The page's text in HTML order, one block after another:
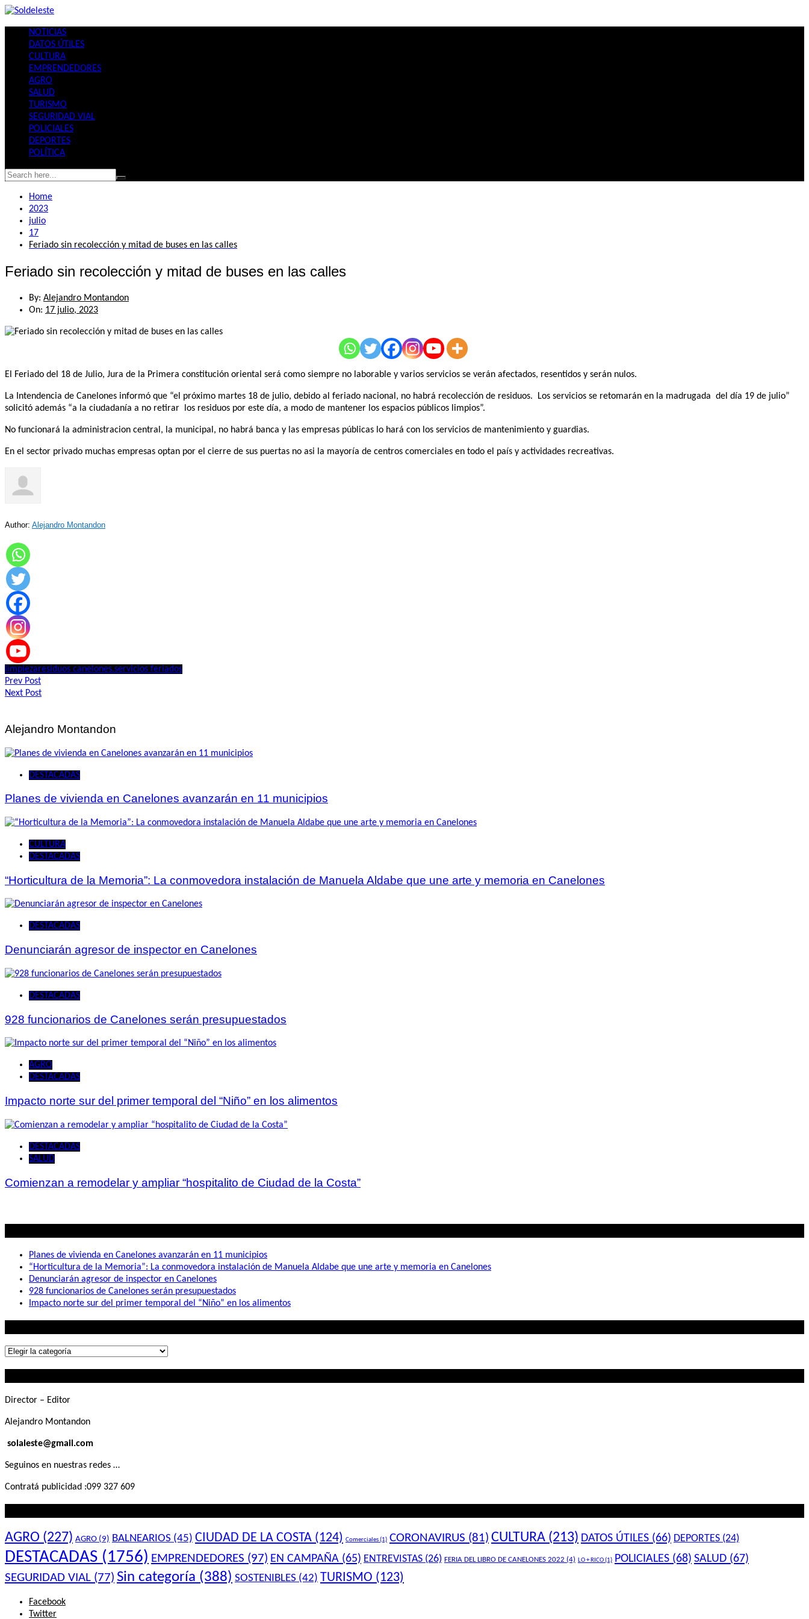
Skip
contentNOTICIAS
DATOS ÚTILES
CULTURA
EMPRENDEDORES
AGRO
SALUD
TURISMO
SEGURIDAD VIAL
POLICIALES
DEPORTES
POLÍTICA
Home
2023
julio
17
Feriado sin recolección y mitad de buses en las calles
Feriado sin recolección y mitad de buses en las calles
By: Alejandro Montandon
On: 17 julio, 2023
El Feriado del 18 de Julio, Jura de la Primera constitución oriental será como siempre no laborable y varios servicios se verán afectados, resentidos y serán nulos.
La Intendencia de Canelones informó que “el próximo martes 18 de julio, debido al feriado nacional, no habrá recolección de residuos. Los servicios se retomarán en la madrugada del día 19 de julio”
solicitó además “a la ciudadanía a no retirar los residuos por este día, a modo de mantener los espacios públicos limpios”.
No funcionará la administracion central, la municipal, no habrá banca y las empresas públicas lo hará con los servicios de mantenimiento y guardias.
En el sector privado muchas empresas optan por el cierre de sus puertas no asi la mayoría de centros comerciales en todo el país y actividades recreativas.
Author: Alejandro Montandon
limpiezaresiduos canelones.servicios feriados
Navegación
de
Prev Post
Next Post
Alejandro Montandon
DESTACADAS
Planes de vivienda en Canelones avanzarán en 11 municipios
CULTURA
DESTACADAS
“Horticultura de la Memoria”: La conmovedora instalación de Manuela Aldabe que une arte y memoria en Canelones
DESTACADAS
Denunciarán agresor de inspector en Canelones
DESTACADAS
928 funcionarios de Canelones serán presupuestados
AGRO
DESTACADAS
Impacto norte sur del primer temporal del “Niño” en los alimentos
DESTACADAS
SALUD
Comienzan a remodelar y ampliar “hospitalito de Ciudad de la Costa”
Planes de vivienda en Canelones avanzarán en 11 municipios
“Horticultura de la Memoria”: La conmovedora instalación de Manuela Aldabe que une arte y memoria en Canelones
Denunciarán agresor de inspector en Canelones
928 funcionarios de Canelones serán presupuestados
Impacto norte sur del primer temporal del “Niño” en los alimentos
Lo
Director – Editor
Alejandro Montandon
solaleste@gmail.com
Seguinos en nuestras redes …
Contratá publicidad :099 327 609
AGRO (227) AGRO (9) BALNEARIOS (45) CIUDAD DE LA COSTA (124) Comerciales(1) CORONAVIRUS (81) CULTURA (213) DATOS ÚTILES (66) DEPORTES (24)
DESTACADAS (1756) EMPRENDEDORES (97) EN CAMPAÑA (65) ENTREVISTAS (26) FERIA DEL LIBRO DE CANELONES 2022 (4) LO + RICO(1) POLICIALES (68) SALUD (67)
SEGURIDAD VIAL (77) Sin categoría (388) SOSTENIBLES (42) TURISMO (123)
Facebook
Twitter